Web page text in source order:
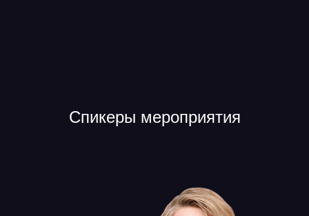
Спикеры мероприятия